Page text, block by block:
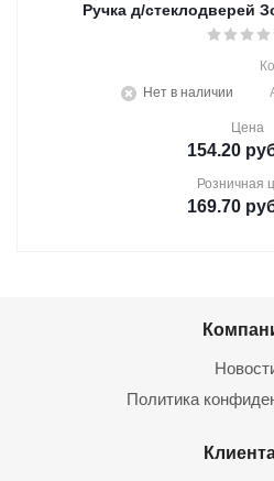
Ручка д/стеклодверей
Нет в наличии
Цена
154.20
Розничная
169.70
Политика